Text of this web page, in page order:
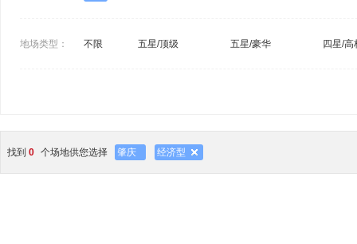
地场类型： 不限 五星/顶级 五星/豪华 四星/高
找到 0 个场地供您选择 肇庆 经济型